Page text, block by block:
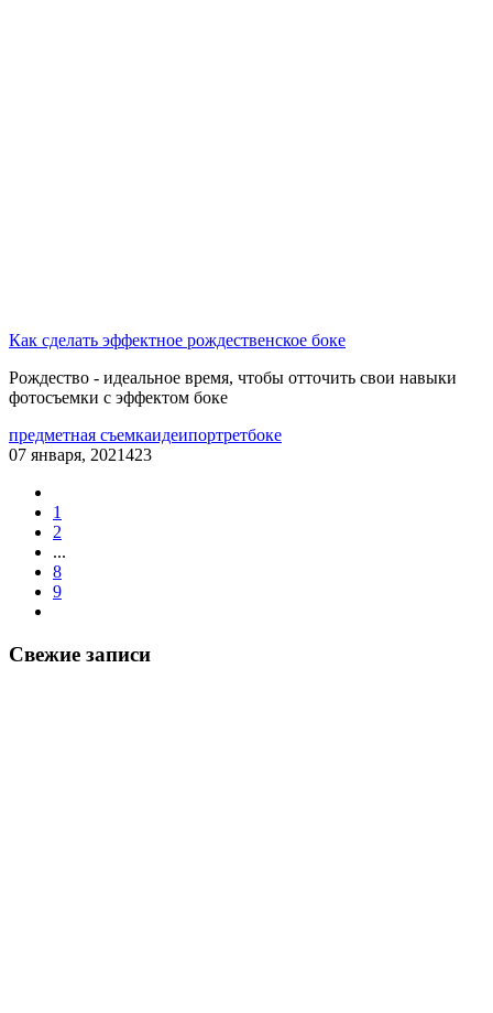
Как сделать эффектное рождественское боке
Рождество - идеальное время, чтобы отточить свои навыки
фотосъемки с эффектом боке
предметная съемкаидеипортретбоке
07 января, 2021423
1
2
...
8
9
Свежие записи